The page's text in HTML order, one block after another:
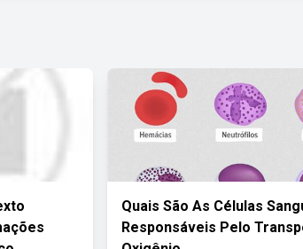
Quais São As Células
Responsáveis Pelo